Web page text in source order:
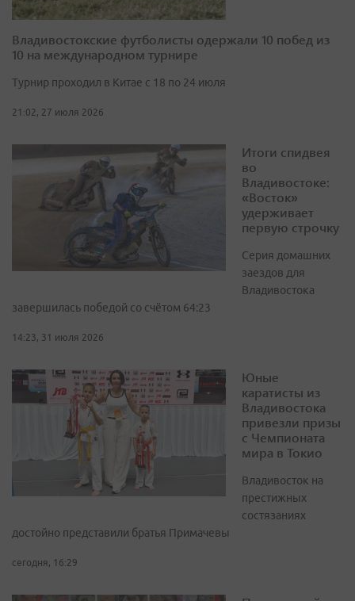
Владивостокские футболисты одержали 10 побед из
10 на международном турнире
Турнир проходил в Китае с 18 по 24 июля
21:02, 27 июля 2026
Итоги спидвея
во
Владивостоке:
«Восток»
удерживает
первую строчку
Серия домашних
заездов для
Владивостока
завершилась победой со счётом 64:23
14:23, 31 июля 2026
Юные
каратисты из
Владивостока
привезли призы
с Чемпионата
мира в Токио
Владивосток на
престижных
состязаниях
достойно представили братья Примачевы
сегодня, 16:29